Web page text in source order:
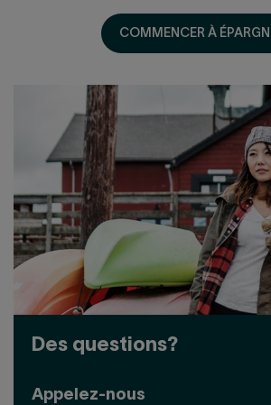
COMMENCER À
Des questions?
Appelez-nous